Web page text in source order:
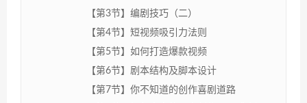
【第3节】编剧技巧（二）
【第4节】短视频吸引力法则
【第5节】如何打造爆款视频
【第6节】剧本结构及脚本设计
【第7节】你不知道的创作喜剧道路